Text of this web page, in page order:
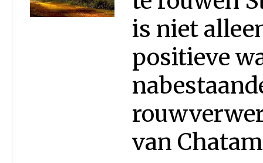
is niet
positieve
van